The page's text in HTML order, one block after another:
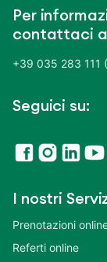
Per
contattaci al
+39 035 283 111
Seguici su:
I nostri
Prenotazioni
Referti online